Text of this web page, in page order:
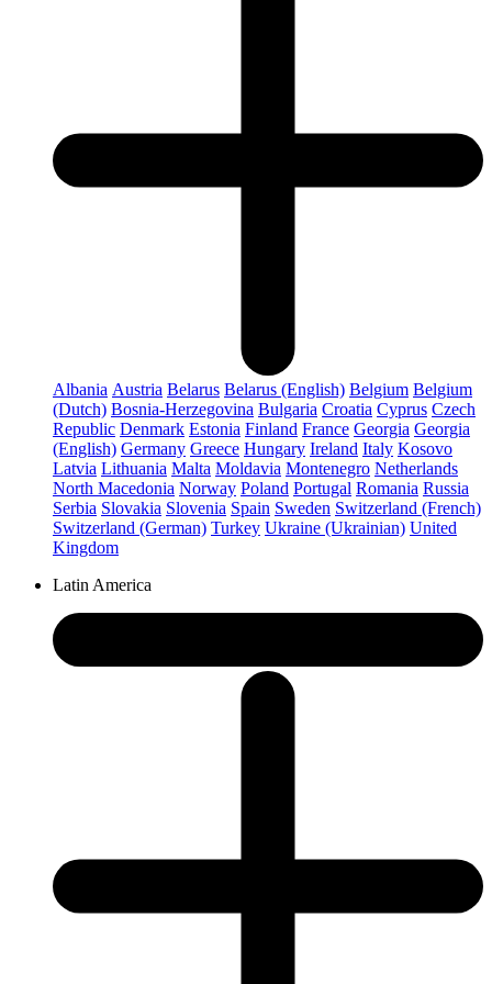
Albania Austria Belarus Belarus (English) Belgium Belgium
(Dutch) Bosnia-Herzegovina Bulgaria Croatia Cyprus Czech
Republic Denmark Estonia Finland France Georgia Georgia
(English) Germany Greece Hungary Ireland Italy Kosovo
Latvia Lithuania Malta Moldavia Montenegro Netherlands
North Macedonia Norway Poland Portugal Romania Russia
Serbia Slovakia Slovenia Spain Sweden Switzerland (French)
Switzerland (German) Turkey Ukraine (Ukrainian) United
Kingdom
Latin America